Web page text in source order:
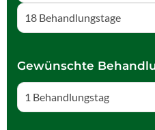
18 Behandlungstage
Gewünschte
1 Behandlungstag